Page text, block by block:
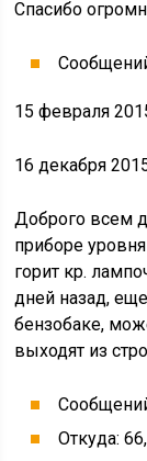
Спасибо
15 февраля
16 декабря
Доброго всем
приборе
горит кр.
дней назад,
бензобаке,
выходят из
Откуда: